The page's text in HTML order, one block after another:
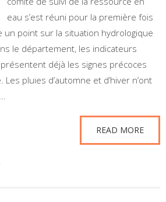
eau s’est réuni pour la première fois
un point sur la situation hydrologique
le département, les indicateurs
déjà les signes précoces
pluies d’automne et d’hiver n’ont
READ MORE